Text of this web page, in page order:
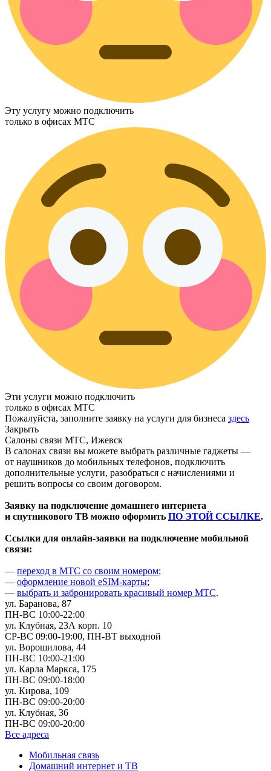
Эту услугу можно подключить
только в офисах МТС
Эти услуги можно подключить
только в офисах МТС
Пожалуйста, заполните заявку на услуги для бизнеса здесь
Закрыть
Салоны связи МТС, Ижевск
В салонах связи вы можете выбрать различные гаджеты —
от наушников до мобильных телефонов, подключить
дополнительные услуги, разобраться с начислениями и
решить вопросы со своим договором.
Заявку на подключение домашнего интернета
и спутникового ТВ можно оформить ПО ЭТОЙ ССЫЛКЕ.
Ссылки для онлайн-заявки на подключение мобильной
связи:
— переход в МТС со своим номером;
— оформление новой eSIM-карты;
— выбрать и забронировать красивый номер МТС.
ул. Баранова, 87
ПН-ВС 10:00-22:00
ул. Клубная, 23А корп. 10
СР-ВС 09:00-19:00, ПН-ВТ выходной
ул. Ворошилова, 44
ПН-ВС 10:00-21:00
ул. Карла Маркса, 175
ПН-ВС 09:00-18:00
ул. Кирова, 109
ПН-ВС 09:00-20:00
ул. Клубная, 36
ПН-ВС 09:00-20:00
Все адреса
Мобильная связь
Домашний интернет и ТВ